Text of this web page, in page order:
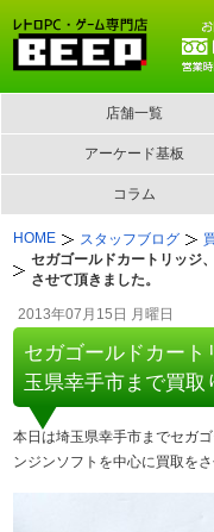
店舗一覧
アーケード基板
コラム
HOME スタッフブログ
セガゴールドカートリッジ
させて頂きました。
2013年07月15日 月曜日
セガゴールドカート
玉県幸手市まで買取
本日は埼玉県幸手市までセガ
ンジンソフトを中心に買取をさ